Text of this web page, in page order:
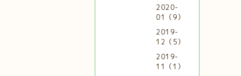
2020-
01（9）
2019-
12（5）
2019-
11（1）